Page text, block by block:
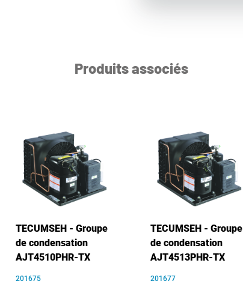
Produits associés
TECUMSEH - Groupe
de condensation
AJT4510PHR-TX
201675
TECUMSEH - Groupe
de condensation
AJT4513PHR-TX
201677